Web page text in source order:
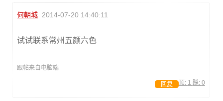
何朝城 2014-07-20 14:40:11
试试联系常州五颜六色
跟帖来自电脑端
顶: 1 踩: 0
回复